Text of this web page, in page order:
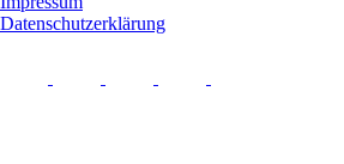
Datenschutzerklärung